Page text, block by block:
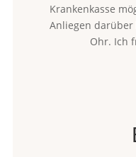
Krankenkasse
Anliegen
Ohr. Ich